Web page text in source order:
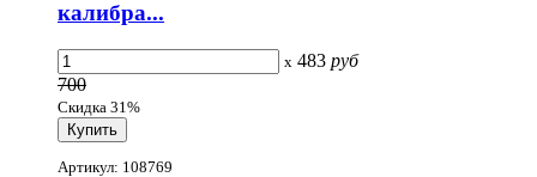
калибра...
x 483 руб
700
Скидка 31%
Артикул: 108769